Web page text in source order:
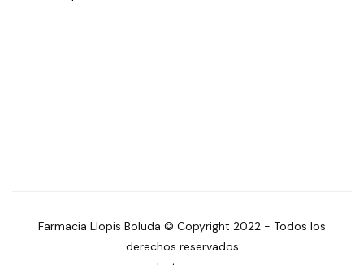
Farmacia Llopis Boluda © Copyright 2022 - Todos los
derechos reservados